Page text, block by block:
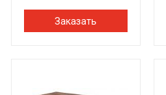
Заказать